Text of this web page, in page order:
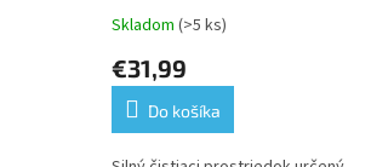
rúry,konvektomaty a grily
Priemerné
produktu
5,0
Skladom (>5 ks)
€31,99
Do košíka